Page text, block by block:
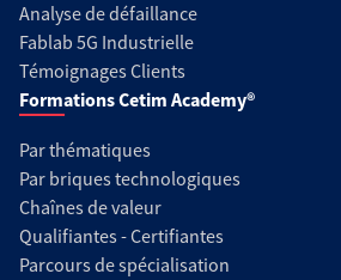
Analyse de défaillance
Fablab 5G Industrielle
Témoignages Clients
Formations Cetim Academy®
Par thématiques
Par briques technologiques
Chaînes de valeur
Qualifiantes - Certifiantes
Parcours de spécialisation